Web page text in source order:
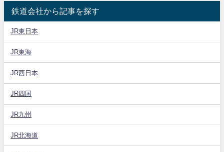
鉄道会社から記事を探す
JR東日本
JR東海
JR西日本
JR四国
JR九州
JR北海道